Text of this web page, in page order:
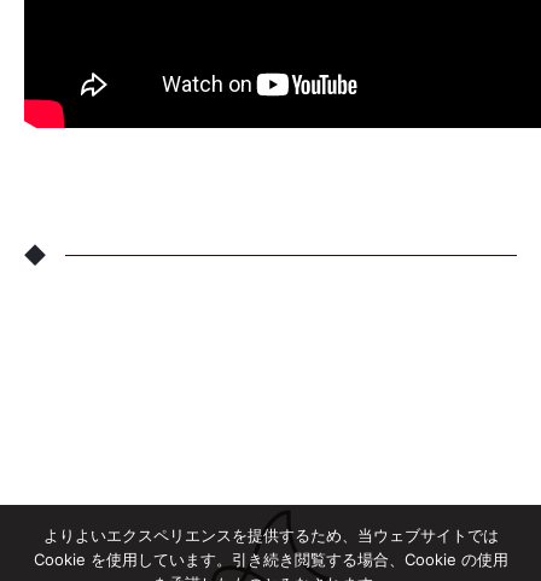
◆
よりよいエクスペリエンスを提供するため、当ウェブサイトでは
Cookie を使用しています。引き続き閲覧する場合、Cookie の使用